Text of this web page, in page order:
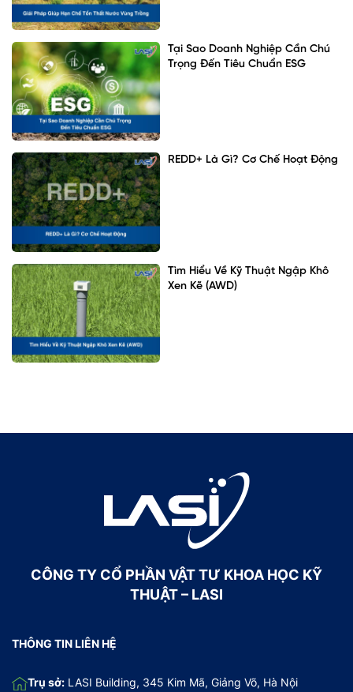
Tại Sao Doanh Nghiệp Cần Chú
Trọng Đến Tiêu Chuẩn ESG
REDD+ Là Gì? Cơ Chế Hoạt Động
Tìm Hiểu Về Kỹ Thuật Ngập Khô
Xen Kẽ (AWD)
CÔNG TY CỔ PHẦN VẬT TƯ KHOA HỌC KỸ
THUẬT – LASI
THÔNG TIN LIÊN HỆ
Trụ sở: LASI Building, 345 Kim Mã, Giảng Võ, Hà Nội